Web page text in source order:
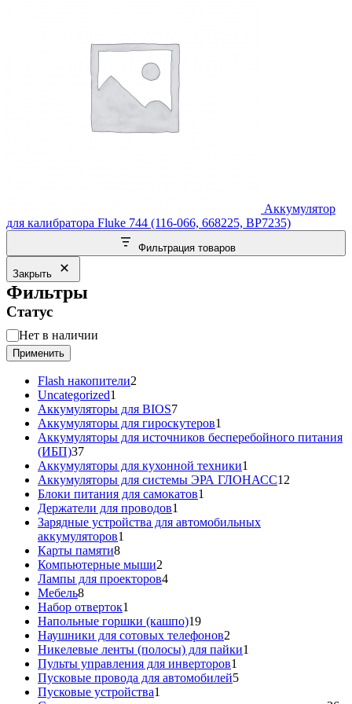
Аккумулятор
для калибратора Fluke 744 (116-066, 668225, BP7235)
Фильтрация товаров
Закрыть
Фильтры
Статус
Статус
Нет в наличии
Применить
Flash накопители2
Uncategorized1
товар
Аккумуляторы для BIOS77
товаров
Аккумуляторы для гироскутеров1
товар
Аккумуляторы для источников бесперебойного питания
(ИБП)3737
товаров
Аккумуляторы для кухонной техники1
товар
Аккумуляторы для системы ЭРА ГЛОНАСС12
Блоки питания для самокатов1
Держатели для проводов1
товар
Зарядные устройства для автомобильных
аккумуляторов1
Карты памяти88
товаров
Компьютерные мыши2
товара
Лампы для проекторов44
Мебель88
товаров
Набор отверток1
товар
Напольные горшки (кашпо)1919
товаров
Наушники для сотовых телефонов2
товара
Никелевые ленты (полосы) для пайки1
Пульты управления для инверторов1
товар
Пусковые провода для автомобилей55
Пусковые устройства1